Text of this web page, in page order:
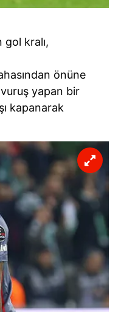
kralı,
önüne
yapan bir
kapanarak